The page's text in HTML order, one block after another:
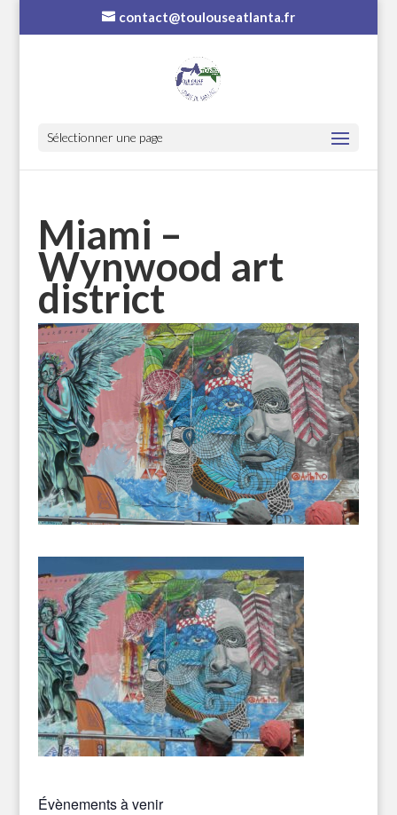
contact@toulouseatlanta.fr
Sélectionner une page
Miami –
Wynwood art
district
Évènements à venir